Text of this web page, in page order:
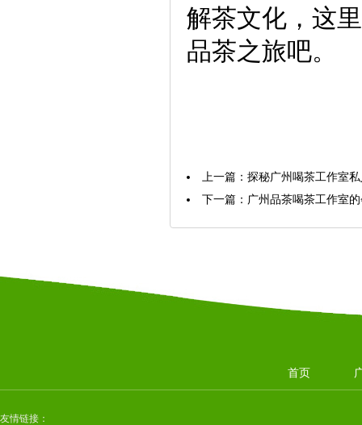
解茶文化，这
品茶之旅吧。
上一篇： 探秘广州喝茶工作室
下一篇： 广州品茶喝茶工作室
首页
友情链接：